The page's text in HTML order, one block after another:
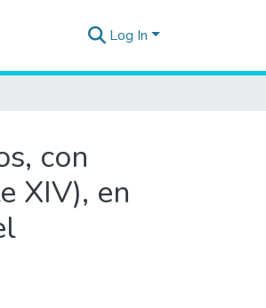
Log In
con
XIV), en